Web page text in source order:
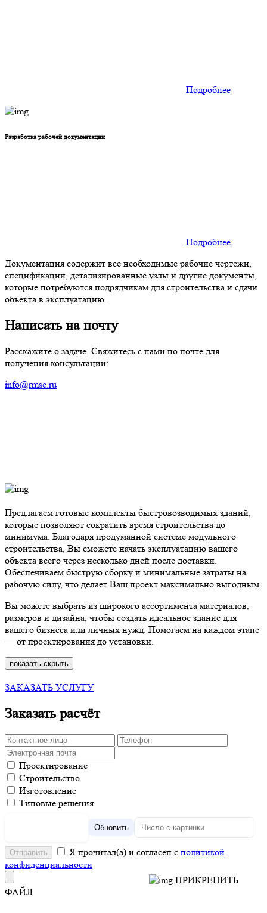
Подробнее
Разработка рабочей документации
Подробнее
Документация содержит все необходимые рабочие чертежи,
спецификации, детализированные узлы и другие документы,
которые потребуются подрядчикам для строительства и сдачи
объекта в эксплуатацию.
Написать на почту
Расскажите о задаче. Свяжитесь с нами по почте для
получения консультации:
info@rmse.ru
Предлагаем готовые комплекты быстровозводимых зданий,
которые позволяют сократить время строительства до
минимума. Благодаря продуманной системе модульного
строительства, Вы сможете начать эксплуатацию вашего
объекта всего через несколько дней после доставки.
Обеспечиваем быструю сборку и минимальные затраты на
рабочую силу, что делает Ваш проект максимально выгодным.
Вы можете выбрать из широкого ассортимента материалов,
размеров и дизайна, чтобы создать идеальное здание для
вашего бизнеса или личных нужд. Помогаем на каждом этапе
— от проектирования до установки.
показать скрыть
ЗАКАЗАТЬ УСЛУГУ
Заказать расчёт
Проектирование
Строительство
Изготовление
Типовые решения
Обновить
Я прочитал(а) и согласен с политикой
конфиденциальности
ПРИКРЕПИТЬ
ФАЙЛ